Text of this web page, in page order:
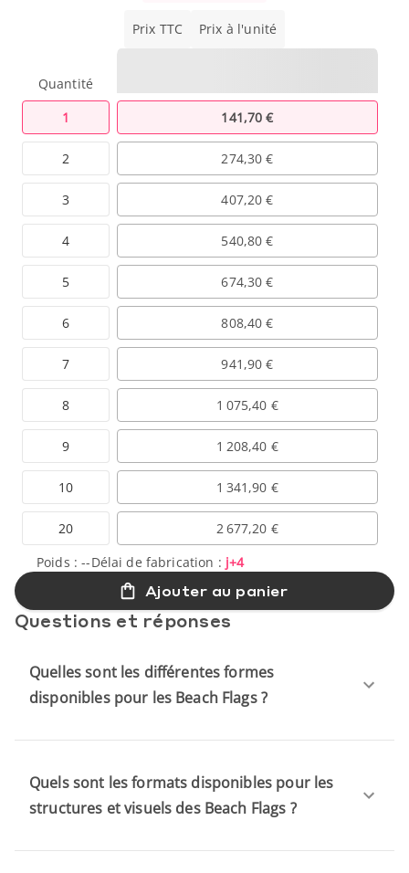
Prix TTC Prix à l'unité
Quantité
1
2
3
4
5
6
7
8
9
10
20
141,70 €
274,30 €
407,20 €
540,80 €
674,30 €
808,40 €
941,90 €
1 075,40 €
1 208,40 €
1 341,90 €
2 677,20 €
Poids :--Délai de fabrication : j+4
Ajouter au panier
Questions et réponses
Quelles sont les différentes formes
disponibles pour les Beach Flags ?
Quels sont les formats disponibles pour les
structures et visuels des Beach Flags ?